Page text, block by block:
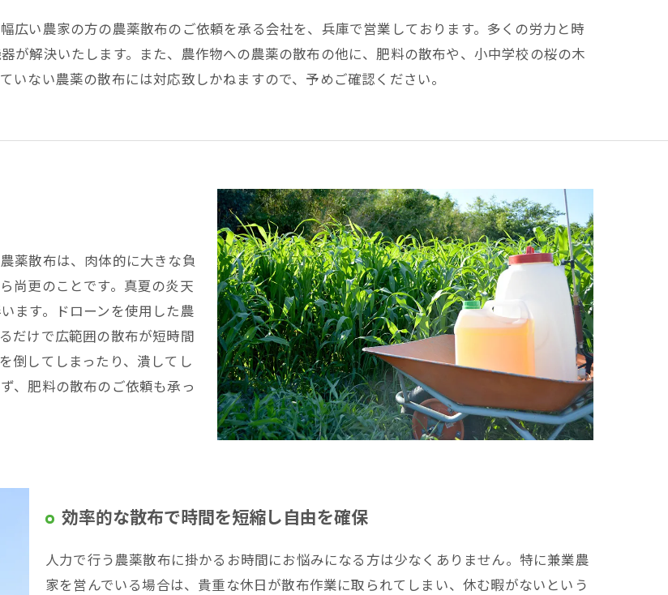
広い農家の方の農薬散布のご依頼を承る会社を、兵庫で営業しております。多くの労力と時
が解決いたします。また、農作物への農薬の散布の他に、肥料の散布や、小中学校の桜の木
ない農薬の散布には対応致しかねますので、予めご確認ください。
薬散布は、肉体的に大きな負
尚更のことです。真夏の炎天
ます。ドローンを使用した農
だけで広範囲の散布が短時間
倒してしまったり、潰してし
、肥料の散布のご依頼も承っ
効率的な散布で時間を短縮し自由を確保
人力で行う農薬散布に掛かるお時間にお悩みになる方は少なくありません。特に兼業農
家を営んでいる場合は、貴重な休日が散布作業に取られてしまい、休む暇がないという